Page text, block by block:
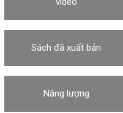
Sách đã xuất bản
Năng lượng